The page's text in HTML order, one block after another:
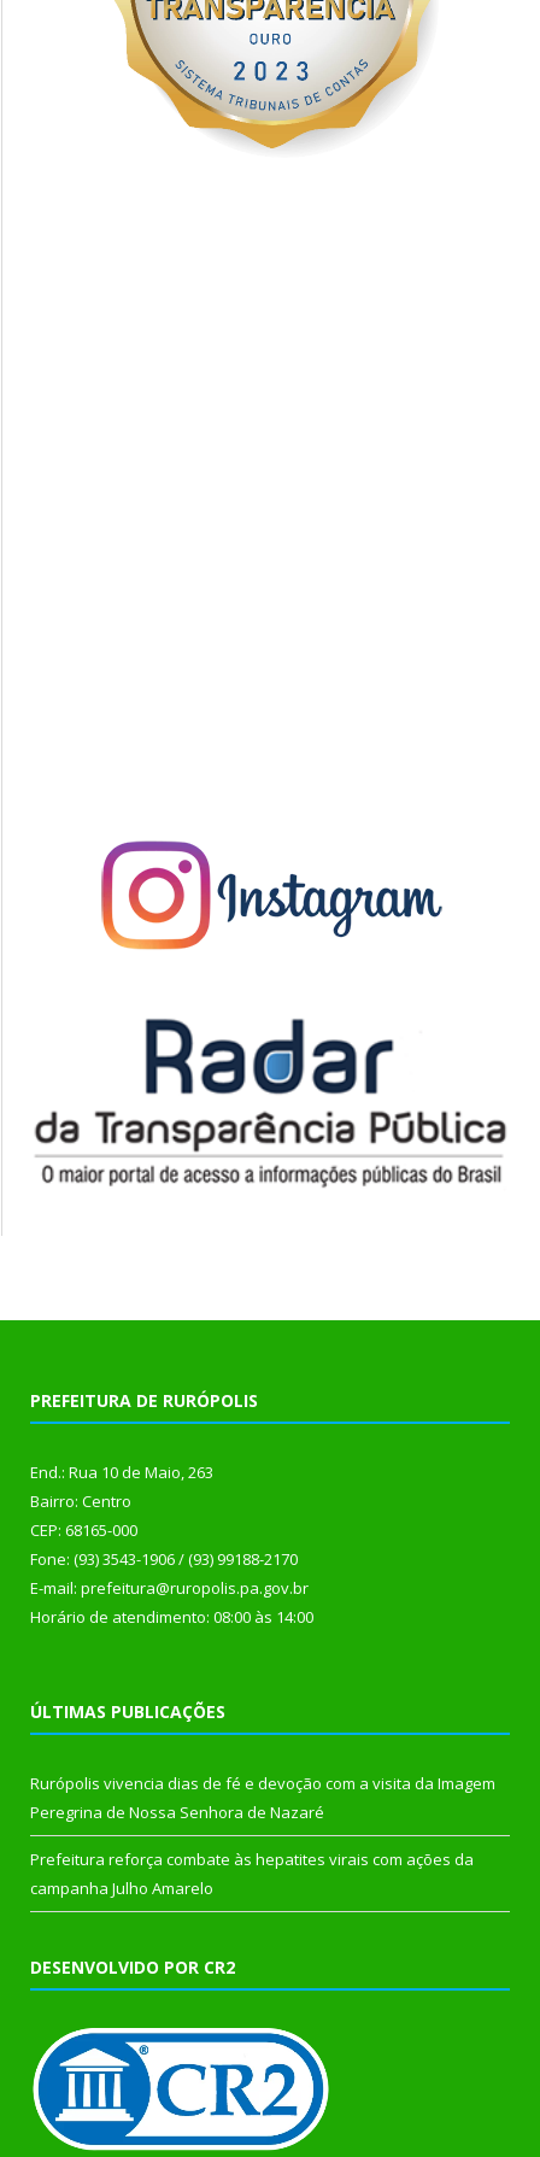
PREFEITURA DE RURÓPOLIS
End.: Rua 10 de Maio, 263
Bairro: Centro
CEP: 68165-000
Fone: (93) 3543-1906 / (93) 99188-2170
E-mail: prefeitura@ruropolis.pa.gov.br
Horário de atendimento: 08:00 às 14:00
ÚLTIMAS PUBLICAÇÕES
Rurópolis vivencia dias de fé e devoção com a visita da Imagem
Peregrina de Nossa Senhora de Nazaré
Prefeitura reforça combate às hepatites virais com ações da
campanha Julho Amarelo
DESENVOLVIDO POR CR2